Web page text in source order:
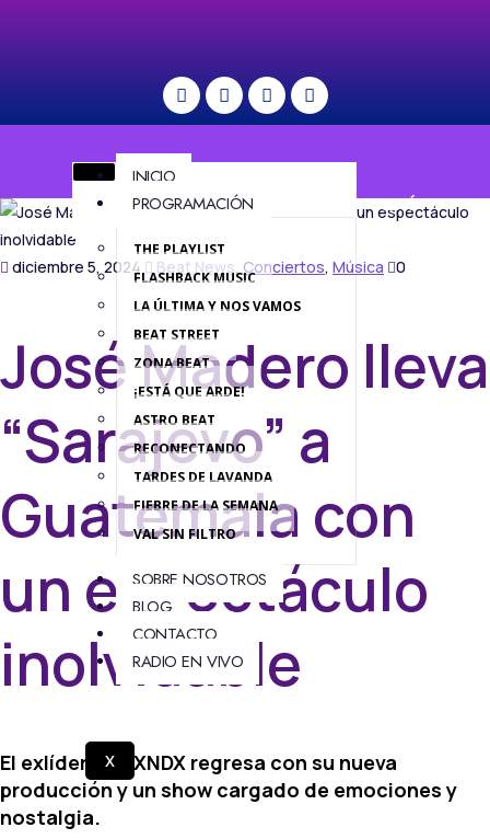
INICIO
PROGRAMACIÓN
THE PLAYLIST
FLASHBACK MUSIC
LA ÚLTIMA Y NOS VAMOS
BEAT STREET
ZONA BEAT
¡ESTÁ QUE ARDE!
ASTRO BEAT
RECONECTANDO
TARDES DE LAVANDA
FIEBRE DE LA SEMANA
VAL SIN FILTRO
SOBRE NOSOTROS
BLOG
CONTACTO
RADIO EN VIVO
X
MENÚ
diciembre 5, 2024 Beat News, Conciertos, Música 0
José Madero lleva
“Sarajevo” a
Guatemala con
un espectáculo
inolvidable
El exlíder de PXNDX regresa con su nueva
producción y un show cargado de emociones y
nostalgia.